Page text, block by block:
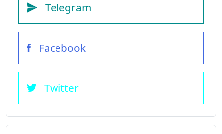
Telegram
Facebook
Twitter